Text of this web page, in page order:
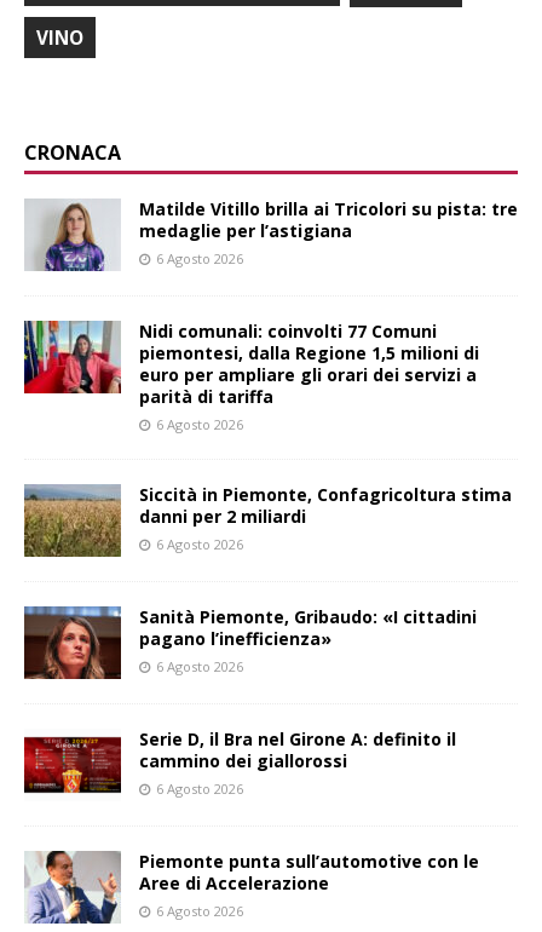
VINO
CRONACA
Matilde Vitillo brilla ai Tricolori su pista: tre
medaglie per l’astigiana
6 Agosto 2026
Nidi comunali: coinvolti 77 Comuni
piemontesi, dalla Regione 1,5 milioni di
euro per ampliare gli orari dei servizi a
parità di tariffa
6 Agosto 2026
Siccità in Piemonte, Confagricoltura stima
danni per 2 miliardi
6 Agosto 2026
Sanità Piemonte, Gribaudo: «I cittadini
pagano l’inefficienza»
6 Agosto 2026
Serie D, il Bra nel Girone A: definito il
cammino dei giallorossi
6 Agosto 2026
Piemonte punta sull’automotive con le
Aree di Accelerazione
6 Agosto 2026